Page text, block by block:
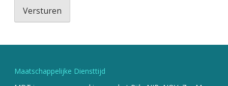
Maatschappelijke Diensttijd